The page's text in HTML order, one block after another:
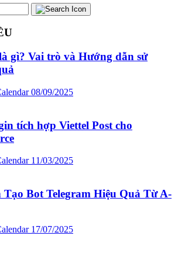
gì? Vai trò và Hướng dẫn sử
08/09/2025
tích hợp Viettel Post cho
11/03/2025
Bot Telegram Hiệu Quả Từ A-
17/07/2025